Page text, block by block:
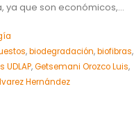
ya que son económicos,...
,biodegradación,biofibras,
UDLAP,Getsemani Orozco Luis,
Hernández